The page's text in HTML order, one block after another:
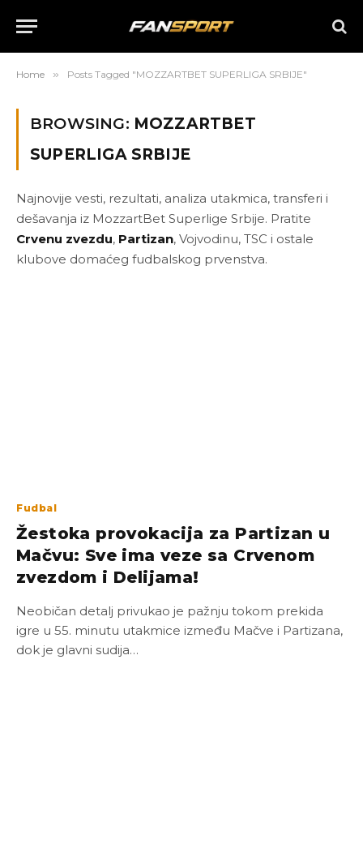
Home » Posts Tagged "MOZZARTBET SUPERLIGA SRBIJE"
BROWSING: MOZZARTBET
SUPERLIGA SRBIJE
Najnovije vesti, rezultati, analiza utakmica, transferi i
dešavanja iz MozzartBet Superlige Srbije. Pratite
Crvenu zvezdu, Partizan, Vojvodinu, TSC i ostale
klubove domaćeg fudbalskog prvenstva.
Fudbal
Žestoka provokacija za Partizan u
Mačvu: Sve ima veze sa Crvenom
zvezdom i Delijama!
Neobičan detalj privukao je pažnju tokom prekida
igre u 55. minutu utakmice između Mačve i Partizana,
dok je glavni sudija…